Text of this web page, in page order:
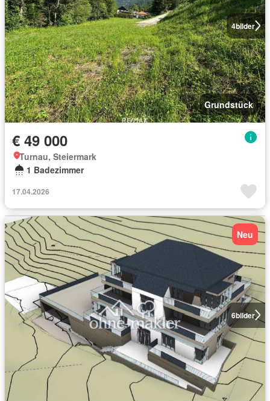
4bilder
Grundstück
€ 49 000
Turnau, Steiermark
1 Badezimmer
17.04.2026
6bilder
Neu